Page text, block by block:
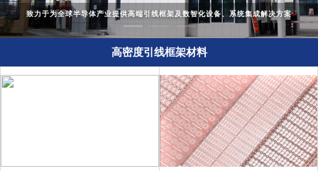
致力于为全球半导体产业提供高端引线框架及数智化设备、系统集成解决方案
高密度引线框架材料